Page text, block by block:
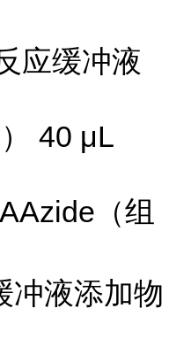
应缓冲液
40 μL
（组
冲液添加物